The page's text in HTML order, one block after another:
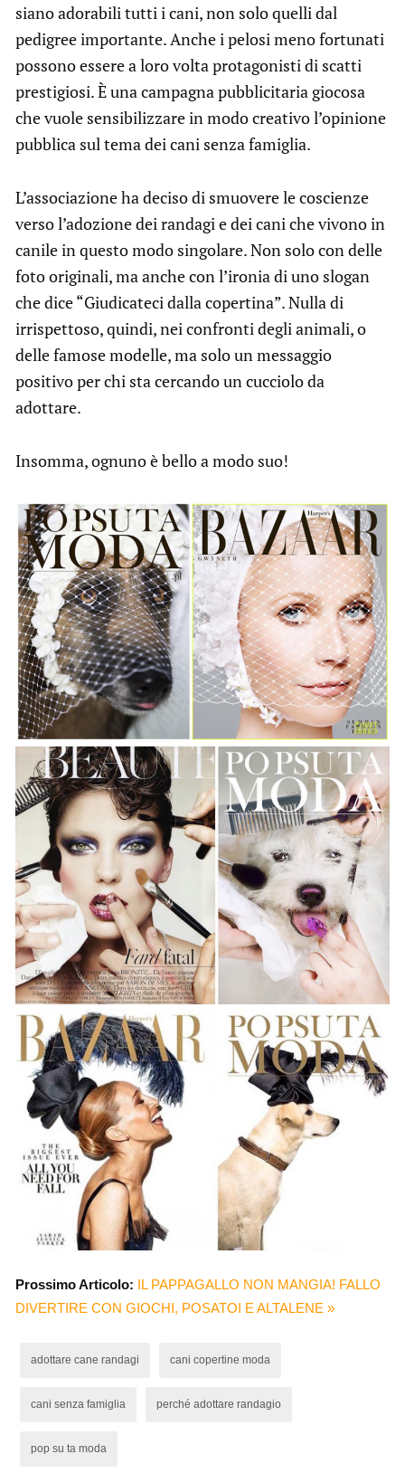
siano adorabili tutti i cani, non solo quelli dal
pedigree importante. Anche i pelosi meno fortunati
possono essere a loro volta protagonisti di scatti
prestigiosi. È una campagna pubblicitaria giocosa
che vuole sensibilizzare in modo creativo l’opinione
pubblica sul tema dei cani senza famiglia.
L’associazione ha deciso di smuovere le coscienze
verso l’adozione dei randagi e dei cani che vivono in
canile in questo modo singolare. Non solo con delle
foto originali, ma anche con l’ironia di uno slogan
che dice “Giudicateci dalla copertina”. Nulla di
irrispettoso, quindi, nei confronti degli animali, o
delle famose modelle, ma solo un messaggio
positivo per chi sta cercando un cucciolo da
adottare.
Insomma, ognuno è bello a modo suo!
Prossimo Articolo: IL PAPPAGALLO NON MANGIA! FALLO
DIVERTIRE CON GIOCHI, POSATOI E ALTALENE »
adottare cane randagi cani copertine moda
cani senza famiglia perché adottare randagio
pop su ta moda